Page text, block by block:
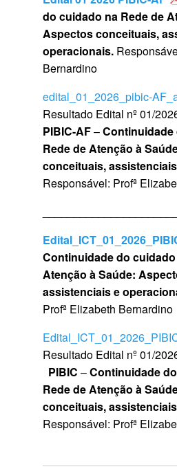
do cuidado na Rede de
Aspectos conceituais,
operacionais.
Bernardino
edital_01_2026_pibic-
Resultado Edital nº 01/
PIBIC-AF–
Rede de Atenção à
conceituais,
Responsável: Profª
Continuidade do
Atenção à Saúde:
assistenciais e
Profª Elizabeth Bernardino
Resultado Edital nº 01/
PIBIC –Continuidade
Rede de Atenção à
conceituais,
Responsável: Profª